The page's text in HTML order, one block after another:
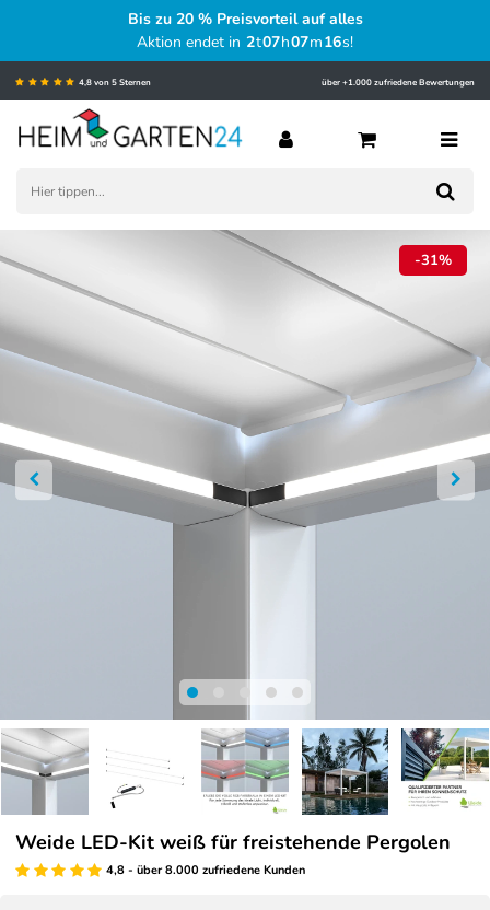
Bis zu 20 % Preisvorteil auf alles
Aktion endet in 2t07h07m15s!
4,8 von 5 Sternen über +1.000 zufriedene Bewertungen
-31%
Weide LED-Kit weiß für freistehende Pergolen
4,8 - über 8.000 zufriedene Kunden